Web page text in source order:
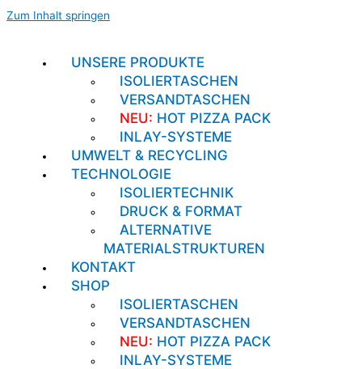
Zum Inhalt springen
UNSERE PRODUKTE
ISOLIERTASCHEN
VERSANDTASCHEN
NEU: HOT PIZZA PACK
INLAY-SYSTEME
UMWELT & RECYCLING
TECHNOLOGIE
ISOLIERTECHNIK
DRUCK & FORMAT
ALTERNATIVE
MATERIALSTRUKTUREN
KONTAKT
SHOP
ISOLIERTASCHEN
VERSANDTASCHEN
NEU: HOT PIZZA PACK
INLAY-SYSTEME